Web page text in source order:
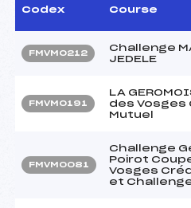
Codex Course
FMVM0212
Challenge
JEDELE
FMVM0191
LA
des Vosges
Mutuel
FMVM0081
Challenge
Poirot
Vosges
et